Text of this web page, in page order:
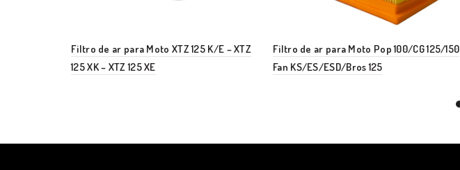
Filtro de ar para Moto XTZ 125 K/E – XTZ
125 XK – XTZ 125 XE
Filtro de ar para Moto Pop 100/CG 125/150
Fan KS/ES/ESD/Bros 125